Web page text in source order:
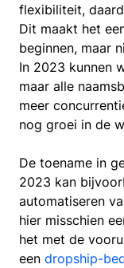
flexibiliteit,
Dit maakt het
beginnen, maar
In 2023 kunnen
maar alle
meer
nog groei in de
De toename in
2023 kan
automatiseren
hier misschien
het met de
een dropship-